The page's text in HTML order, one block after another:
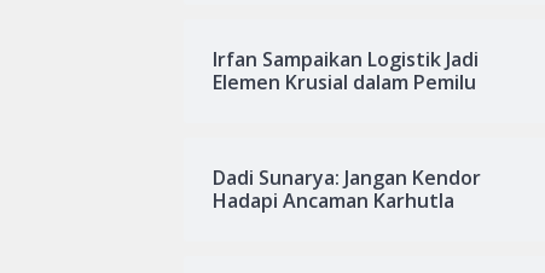
Irfan Sampaikan Logistik Jadi
Elemen Krusial dalam Pemilu
Dadi Sunarya: Jangan Kendor
Hadapi Ancaman Karhutla